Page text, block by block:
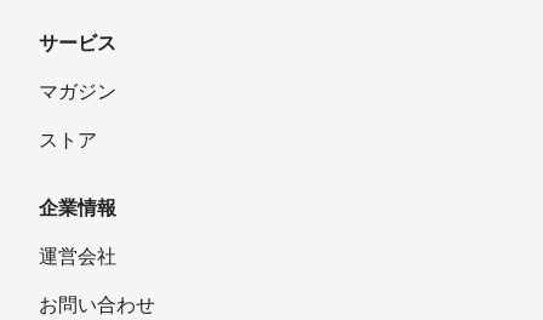
サービス
マガジン
ストア
企業情報
運営会社
お問い合わせ